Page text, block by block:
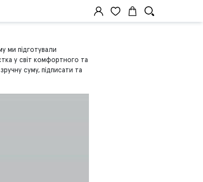
ми підготували
у світ комфортного та
суму, підписати та